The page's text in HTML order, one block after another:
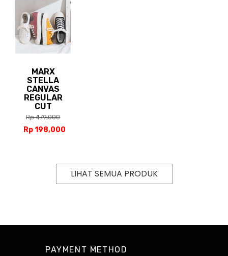
MARX
STELLA
CANVAS
REGULAR
CUT
Rp 479,000
Rp 198,000
LIHAT SEMUA PRODUK
PAYMENT METHOD